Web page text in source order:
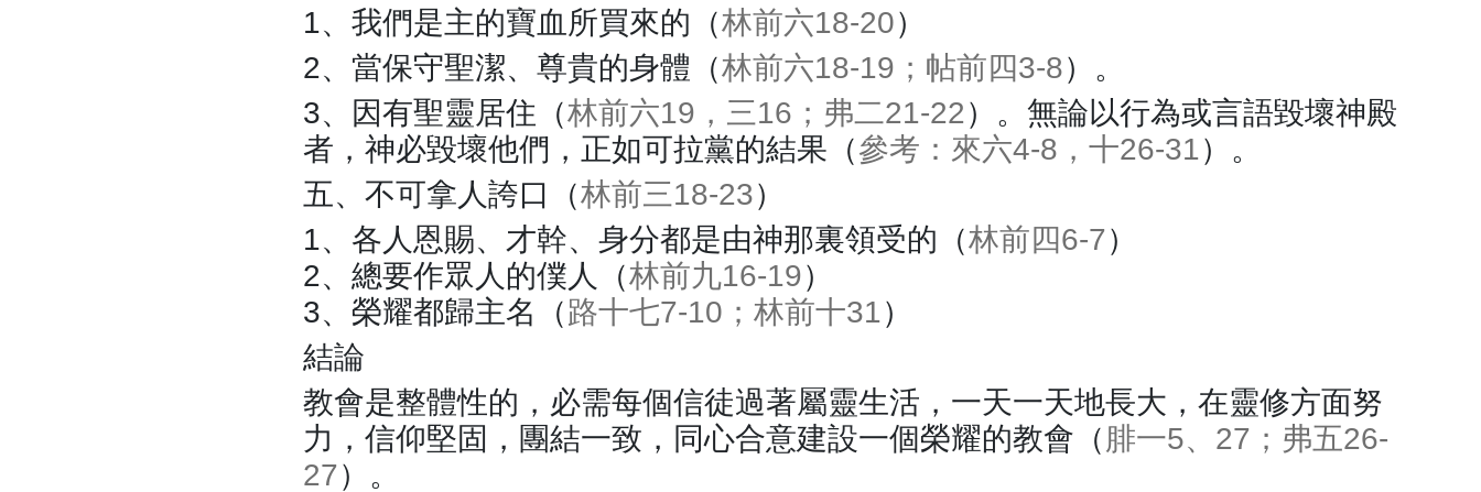
1、我們是主的寶血所買來的（林前六18-20）
2、當保守聖潔、尊貴的身體（林前六18-19；帖前四3-8）。
3、因有聖靈居住（林前六19，三16；弗二21-22）。無論以行為或言語毀壞神殿
者，神必毀壞他們，正如可拉黨的結果（參考：來六4-8，十26-31）。
五、不可拿人誇口（林前三18-23）
1、各人恩賜、才幹、身分都是由神那裏領受的（林前四6-7）
2、總要作眾人的僕人（林前九16-19）
3、榮耀都歸主名（路十七7-10；林前十31）
結論
教會是整體性的，必需每個信徒過著屬靈生活，一天一天地長大，在靈修方面努
力，信仰堅固，團結一致，同心合意建設一個榮耀的教會（ 腓一5、27；弗五26-
27）。